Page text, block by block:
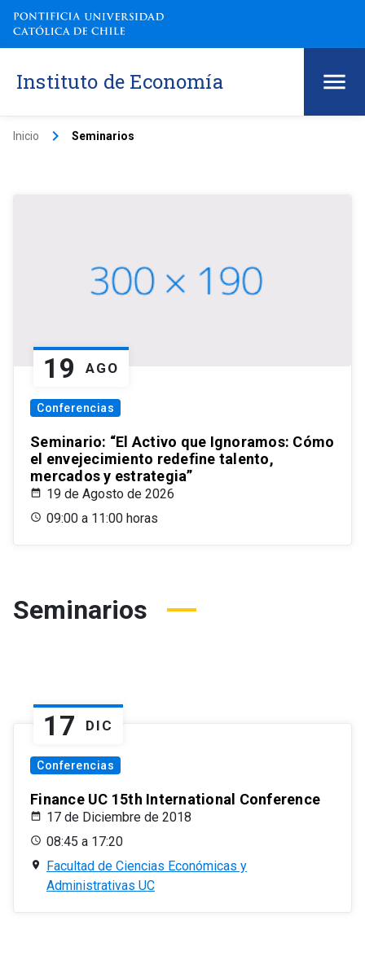
Instituto de Economía
Inicio keyboard_arrow_right Seminarios
19 AGO
Conferencias
Seminario: “El Activo que Ignoramos: Cómo
el envejecimiento redefine talento,
mercados y estrategia”
19 de Agosto de 2026
09:00 a 11:00 horas
Seminarios
17 DIC
Conferencias
Finance UC 15th International Conference
17 de Diciembre de 2018
08:45 a 17:20
Facultad de Ciencias Económicas y
Administrativas UC